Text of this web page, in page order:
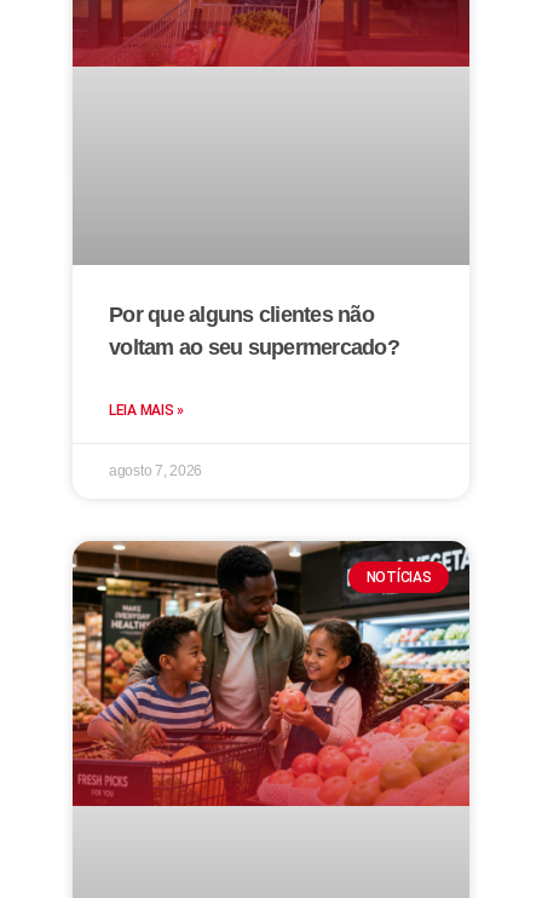
Por que alguns clientes não
voltam ao seu supermercado?
LEIA MAIS »
agosto 7, 2026
NOTÍCIAS